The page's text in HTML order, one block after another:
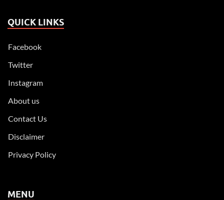
QUICK LINKS
Facebook
Twitter
Instagram
About us
Contact Us
Disclaimer
Privacy Policy
MENU